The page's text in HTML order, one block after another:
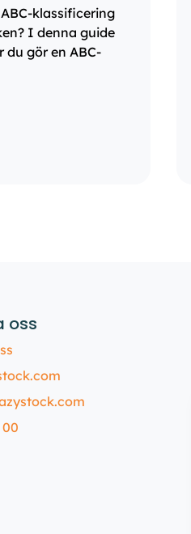
klassificering
I denna guide
du gör en ABC-
oss